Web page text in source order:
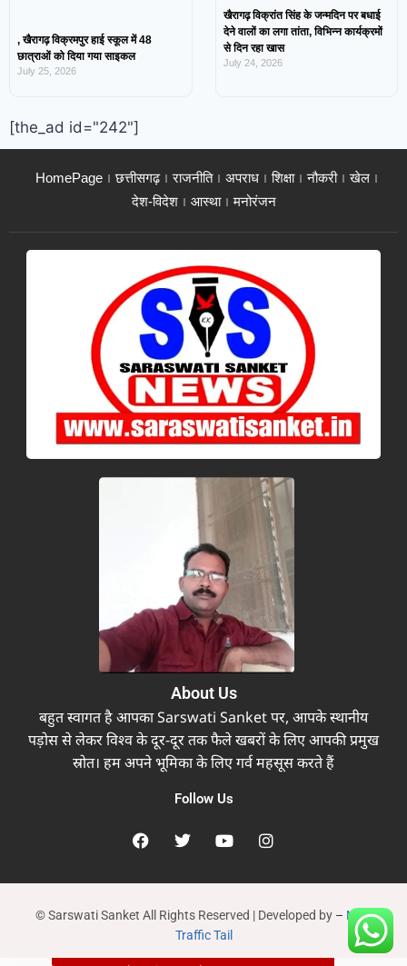
, खैरागढ़ विक्रमपुर हाई स्कूल में 48
छात्राओं को दिया गया साइकल
July 25, 2026
खैरागढ़ विक्रांत सिंह के जन्मदिन पर बधाई
देने वालों का लगा तांता, विभिन्न कार्यक्रमों
से दिन रहा खास
July 24, 2026
[the_ad id="242"]
HomePage छत्तीसगढ़ राजनीति अपराध शिक्षा नौकरी
खेल
देश-विदेश
आस्था मनोरंजन
About Us
बहुत स्वागत है आपका Sarswati Sanket पर, आपके स्थानीय
पड़ोस से लेकर विश्व के दूर-दूर तक फैले खबरों के लिए आपकी प्रमुख
स्रोत। हम अपने भूमिका के लिए गर्व महसूस करते हैं
Follow Us
© Sarswati Sanket All Rights Reserved | Developed by – New
Traffic Tail